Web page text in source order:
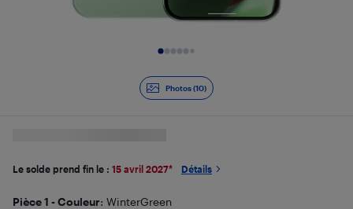
Photos (10)
Le solde prend fin le : 15 avril 2027* Détails
Pièce 1 - Couleur: WinterGreen